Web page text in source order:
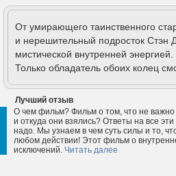
От умирающего таинственного
и нерешительный подросток Стэн
мистической внутренней
Только обладатель обоих колец
Лучший отзыв
О чем фильм? Фильм о том, что не важно
и откуда они взялись? Ответы на все
надо. Мы узнаем в чем суть силы и то,
любом действии! Этот фильм о
исключений. Читать далее